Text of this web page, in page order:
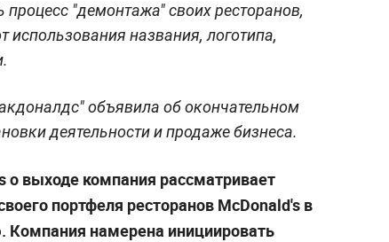
процесс "демонтажа" своих ресторанов,
использования названия, логотипа,
объявила об окончательном
деятельности и продаже бизнеса.
о выходе компания рассматривает
портфеля ресторанов McDonald's в
Компания намерена инициировать